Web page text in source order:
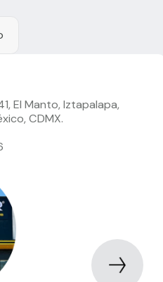
El Manto, Iztapalapa,
CDMX.